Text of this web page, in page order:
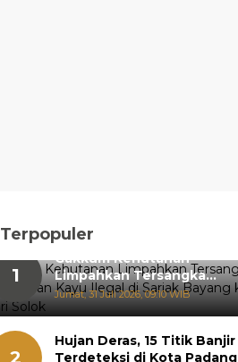
Terpopuler
1
Gakkum Kehutanan
Limpahkan Tersangka
Pemanenan Kayu Ilegal di
Sariak Bayang ke Kejari
Jumat, 31 Juli 2026, 09:10 WIB
2
Hujan Deras, 15 Titik Banjir
Terdeteksi di Kota Padang